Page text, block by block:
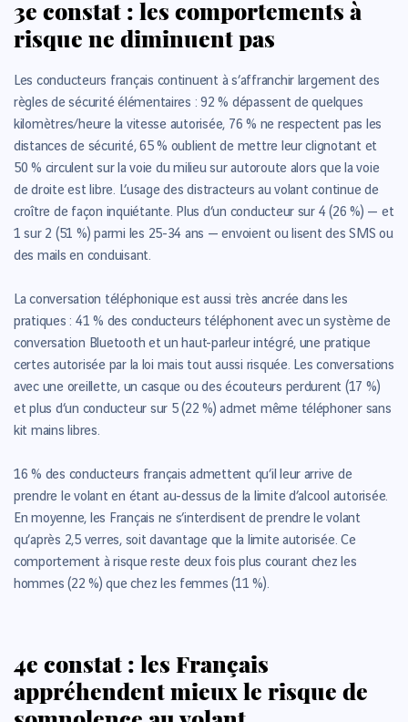
3e constat : les comportements à
risque ne diminuent pas
Les conducteurs français continuent à s’affranchir largement des
règles de sécurité élémentaires : 92 % dépassent de quelques
kilomètres/heure la vitesse autorisée, 76 % ne respectent pas les
distances de sécurité, 65 % oublient de mettre leur clignotant et
50 % circulent sur la voie du milieu sur autoroute alors que la voie
de droite est libre. L’usage des distracteurs au volant continue de
croître de façon inquiétante. Plus d’un conducteur sur 4 (26 %) — et
1 sur 2 (51 %) parmi les 25-34 ans — envoient ou lisent des SMS ou
des mails en conduisant.
La conversation téléphonique est aussi très ancrée dans les
pratiques : 41 % des conducteurs téléphonent avec un système de
conversation Bluetooth et un haut-parleur intégré, une pratique
certes autorisée par la loi mais tout aussi risquée. Les conversations
avec une oreillette, un casque ou des écouteurs perdurent (17 %)
et plus d’un conducteur sur 5 (22 %) admet même téléphoner sans
kit mains libres.
16 % des conducteurs français admettent qu’il leur arrive de
prendre le volant en étant au-dessus de la limite d’alcool autorisée.
En moyenne, les Français ne s’interdisent de prendre le volant
qu’après 2,5 verres, soit davantage que la limite autorisée. Ce
comportement à risque reste deux fois plus courant chez les
hommes (22 %) que chez les femmes (11 %).
4e constat : les Français
appréhendent mieux le risque de